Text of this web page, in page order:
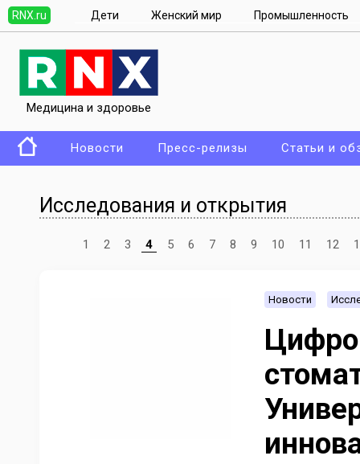
RNX.ru Дети Женский мир Промышленность
Медицина и здоровье
Новости Пресс-релизы Статьи и
Исследования и открытия
1 2 3 4 5 6 7 8 9 10 11 12
Новости